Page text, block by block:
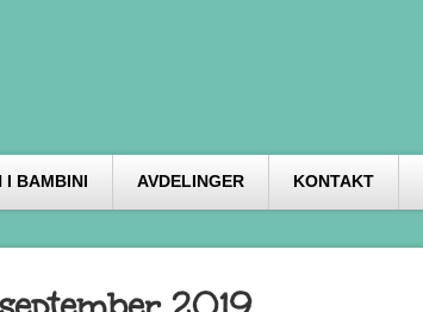
I BAMBINI AVDELINGER KONTAKT